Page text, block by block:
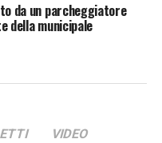
da un parcheggiatore
della municipale
VIDEO